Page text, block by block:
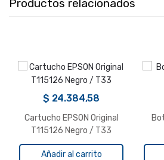
TZe-
Productos relacionados
$ 24.384,58
Cartucho EPSON Original
T115126 Negro / T33
Añadir al carrito